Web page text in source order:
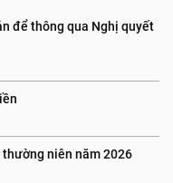
để thông qua Nghị quyết
niên năm 2026